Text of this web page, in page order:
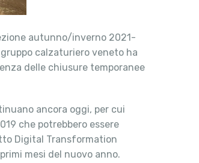
autunno/inverno 2021-
calzaturiero veneto ha
delle chiusure temporanee
ancora oggi, per cui
che potrebbero essere
Digital Transformation
mesi del nuovo anno.